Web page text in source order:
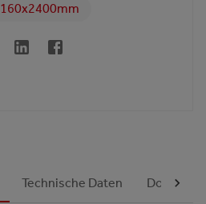
160x2400mm
Technische Daten